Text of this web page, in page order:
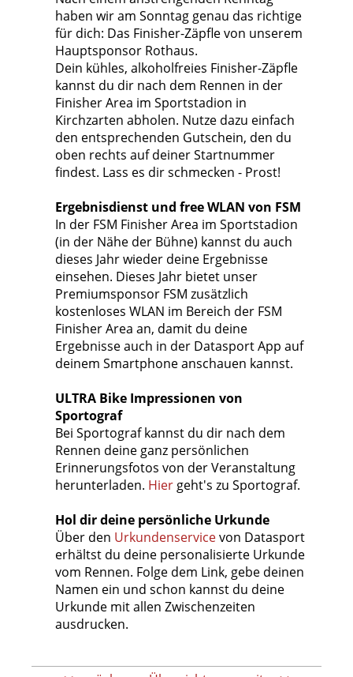
haben wir am Sonntag genau das richtige
für dich: Das Finisher-Zäpfle von unserem
Hauptsponsor Rothaus.
Dein kühles, alkoholfreies Finisher-Zäpfle
kannst du dir nach dem Rennen in der
Finisher Area im Sportstadion in
Kirchzarten abholen. Nutze dazu einfach
den entsprechenden Gutschein, den du
oben rechts auf deiner Startnummer
findest. Lass es dir schmecken - Prost!
Ergebnisdienst und free WLAN von FSM
In der FSM Finisher Area im Sportstadion
(in der Nähe der Bühne) kannst du auch
dieses Jahr wieder deine Ergebnisse
einsehen. Dieses Jahr bietet unser
Premiumsponsor FSM zusätzlich
kostenloses WLAN im Bereich der FSM
Finisher Area an, damit du deine
Ergebnisse auch in der Datasport App auf
deinem Smartphone anschauen kannst.
ULTRA Bike Impressionen von
Sportograf
Bei Sportograf kannst du dir nach dem
Rennen deine ganz persönlichen
Erinnerungsfotos von der Veranstaltung
herunterladen. Hier geht's zu Sportograf.
Hol dir deine persönliche Urkunde
Über den Urkundenservicevon Datasport
erhältst du deine personalisierte Urkunde
vom Rennen. Folge dem Link, gebe deinen
Namen ein und schon kannst du deine
Urkunde mit allen Zwischenzeiten
ausdrucken.